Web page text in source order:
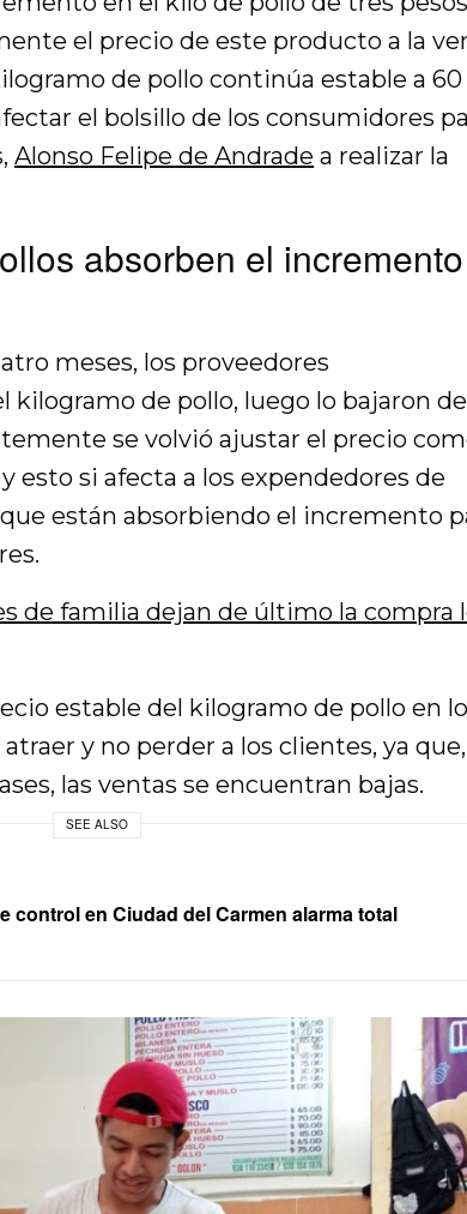
el precio de este producto a la
de pollo continúa estable a 60
el bolsillo de los consumidores
Alonso Felipe de Andrade a realizar la
absorben el incremento
meses, los proveedores
de pollo, luego lo bajaron de
se volvió ajustar el precio
esto si afecta a los expendedores de
están absorbiendo el incremento
de familia dejan de último la compra
estable del kilogramo de pollo en
y no perder a los clientes, ya que,
las ventas se encuentran bajas.
SEE ALSO
control en Ciudad del Carmen alarma total